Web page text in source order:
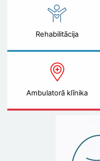
Rehabilitācija
Ambulatorā klīnika